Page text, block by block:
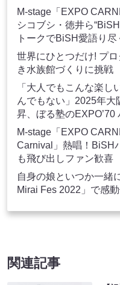
M-stage「EXPO
シコブシ・徳井ら
トークでBiSH愛語り尽
世界にひとつだけ! プ
き水族館づくりに挑戦
「大人でもこんな楽し
んでもない」2025年大
昇、ぼる塾のEXPO’70
M-stage「EXPO
Carnival」熱唱！BiSH
も飛び出しファン歓喜
自身の娘といつか一緒
Mirai Fes 2022」で感
関連記事